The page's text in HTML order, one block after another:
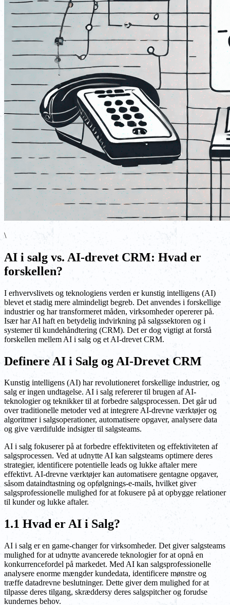
\
AI i salg vs. AI-drevet CRM: Hvad er
forskellen?
I erhvervslivets og teknologiens verden er kunstig intelligens (AI)
blevet et stadig mere almindeligt begreb. Det anvendes i forskellige
industrier og har transformeret måden, virksomheder opererer på.
Især har AI haft en betydelig indvirkning på salgssektoren og i
systemer til kundehåndtering (CRM). Det er dog vigtigt at forstå
forskellen mellem AI i salg og et AI-drevet CRM.
Definere AI i Salg og AI-Drevet CRM
Kunstig intelligens (AI) har revolutioneret forskellige industrier, og
salg er ingen undtagelse. AI i salg refererer til brugen af AI-
teknologier og teknikker til at forbedre salgsprocessen. Det går ud
over traditionelle metoder ved at integrere AI-drevne værktøjer og
algoritmer i salgsoperationer, automatisere opgaver, analysere data
og give værdifulde indsigter til salgsteams.
AI i salg fokuserer på at forbedre effektiviteten og effektiviteten af
salgsprocessen. Ved at udnytte AI kan salgsteams optimere deres
strategier, identificere potentielle leads og lukke aftaler mere
effektivt. AI-drevne værktøjer kan automatisere gentagne opgaver,
såsom dataindtastning og opfølgnings-e-mails, hvilket giver
salgsprofessionelle mulighed for at fokusere på at opbygge relationer
til kunder og lukke aftaler.
1.1 Hvad er AI i Salg?
AI i salg er en game-changer for virksomheder. Det giver salgsteams
mulighed for at udnytte avancerede teknologier for at opnå en
konkurrencefordel på markedet. Med AI kan salgsprofessionelle
analysere enorme mængder kundedata, identificere mønstre og
træffe datadrevne beslutninger. Dette giver dem mulighed for at
tilpasse deres tilgang, skræddersy deres salgspitcher og forudse
kundernes behov.